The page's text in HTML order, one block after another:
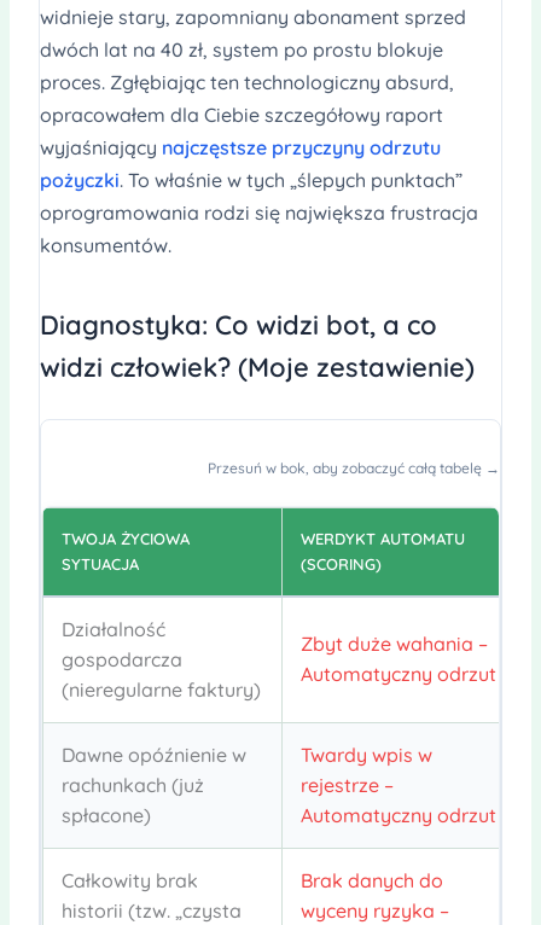
widnieje stary, zapomniany abonament sprzed
dwóch lat na 40 zł, system po prostu blokuje
proces. Zgłębiając ten technologiczny absurd,
opracowałem dla Ciebie szczegółowy raport
wyjaśniający najczęstsze przyczyny odrzutu
pożyczki. To właśnie w tych „ślepych punktach”
oprogramowania rodzi się największa frustracja
konsumentów.
Diagnostyka: Co widzi bot, a co
widzi człowiek? (Moje zestawienie)
Przesuń w bok, aby zobaczyć całą tabelę →
TWOJA ŻYCIOWA
SYTUACJA
WERDYKT AUTOMATU
(SCORING)
Działalność
gospodarcza
(nieregularne faktury)
Zbyt duże wahania –
Automatyczny odrzut
Dawne opóźnienie w
rachunkach (już
spłacone)
Twardy wpis w
rejestrze –
Automatyczny odrzut
Całkowity brak
historii (tzw. „czysta
Brak danych do
wyceny ryzyka –